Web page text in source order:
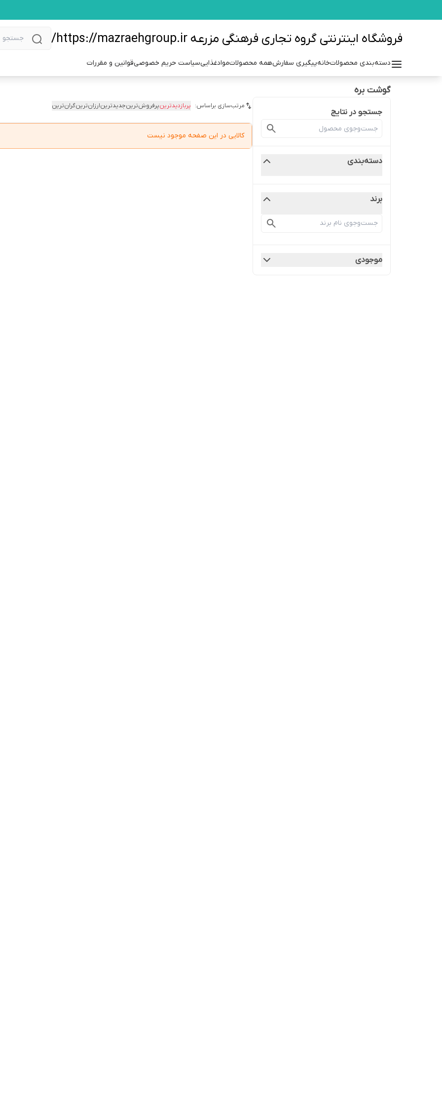
فروشگاه اینترنتی گروه تجاری فرهنگی مزرعه https://mazraehgroup.ir/
دسته‌بندی محصولاتخانهپیگیری سفارشهمه محصولاتموادغذاییسیاست حریم خصوصیقوانین و مقررات
گوشت بره
جستجو در نتایج
دسته‌بندی
برند
موجودی
مرتب‌سازی براساس: پربازدیدترینپرفروش‌ترینجدیدترینارزان‌ترینگران‌ترین
کالایی در این صفحه موجود نیست